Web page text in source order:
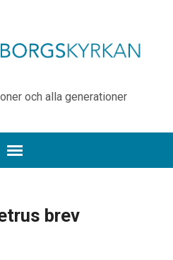
och alla generationer
brev